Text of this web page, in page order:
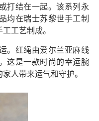
打结在一起。该系列永
均在瑞士苏黎世手工制
工艺制成。
。红绳由爱尔兰亚麻线
这是一款时尚的幸运腕
人带来运气和守护。